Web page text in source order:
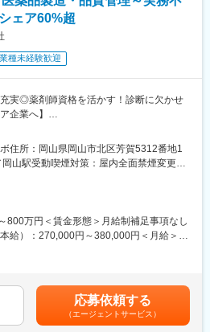
、「ニーズを具現化する方法を提案する
る専門性」を身に付けることが出来ま
商品を作り上げるやりがいがあります。
ら1つの商品を作り上げるため、商品化時
出来ます。
技術で、多様な製品づくりと高品質な製
。
わせた開発・製造
」から「製剤開発」まで、お客様のご要
ンドの機能性素材の研究開発、製造、販
健康食品GMPやISO9001といった各種機
す。
ェア60%超
業種未経験歓迎
充実◎薬剤師資格を活かす！診断に欠かせ
企業へ】
験、定量試験などの多種にわたる品質試
ら出荷までの管理
／改善／改良
がOJT形式・マンツーマンで丁寧にフォロ
核医学検査が主な事業分野です。これは
らえて画像化する「分子イメージング」
課題の克服に幅広く力を発揮できる可能
住所：岡山県岡山市北区芳賀5312番地1
山駅受動喫煙対策：屋内全面禁煙変更の
所
800万円＜賃金形態＞月給制補足事項なし
給）：270,000円～380,000円＜月給＞
成の場合支給■昇給：年1回
応募依頼する
（エージェントサービス）